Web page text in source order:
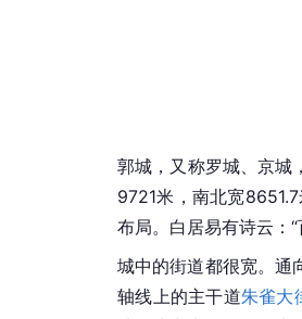
郭城，又称罗城、京城
9721米，南北宽
布局。 白居易有诗云：
城中的街道都很宽。通
轴线上的主干道朱雀大